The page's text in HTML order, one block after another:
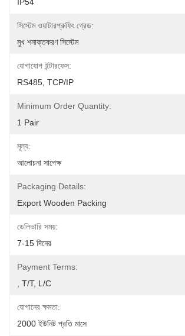
সিস্টেম ওয়াটারপ্রুফিং গ্রেড:
মুখ শনাক্তকরণ সিস্টেম
যোগাযোগ ইন্টারফেস:
RS485, TCP/IP
Minimum Order Quantity:
1 Pair
মূল্য:
আলোচনা সাপেক্ষ
Packaging Details:
Export Wooden Packing
ডেলিভারি সময়:
7-15 দিনের
Payment Terms:
, T/T, L/C
যোগানের ক্ষমতা:
2000 ইউনিট প্রতি মাসে